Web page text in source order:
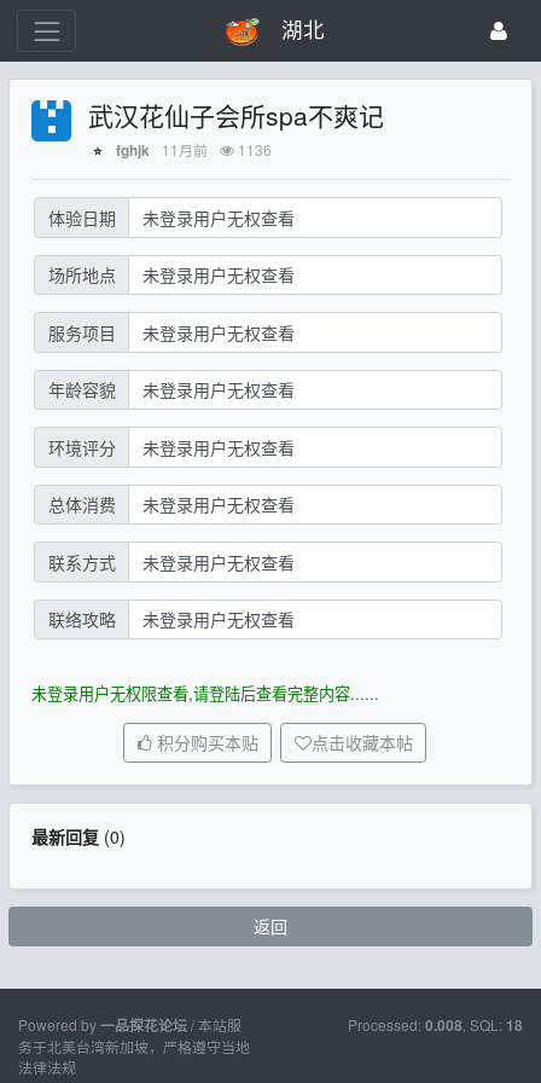
湖北
武汉花仙子会所spa不爽记
⭐ fghjk 11月前 1136
体验日期 未登录用户无权查看
场所地点 未登录用户无权查看
服务项目 未登录用户无权查看
年龄容貌 未登录用户无权查看
环境评分 未登录用户无权查看
总体消费 未登录用户无权查看
联系方式 未登录用户无权查看
联络攻略 未登录用户无权查看
未登录用户无权限查看,请登陆后查看完整内容......
积分购买本贴 点击收藏本帖
最新回复(0)
返回
Powered by一品探花论坛/ 本站服
务于北美台湾新加坡，严格遵守当地
法律法规
Processed: 0.008 , SQL: 18